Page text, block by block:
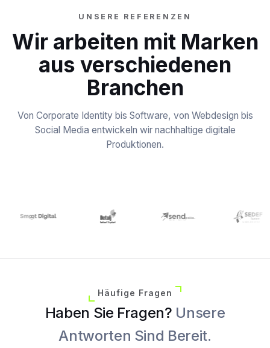
UNSERE REFERENZEN
Wir arbeiten mit Marken
aus verschiedenen
Branchen
Von Corporate Identity bis Software, von Webdesign bis
Social Media entwickeln wir nachhaltige digitale
Produktionen.
Häufige Fragen
Haben Sie Fragen? Unsere
Antworten Sind Bereit.